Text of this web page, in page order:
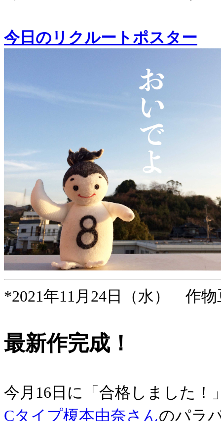
今日のリクルートポスター
*2021年11月24日（水） 作物
最新作完成！
今月16日に「合格しました！
Cタイプ榎本由奈さんのパラ